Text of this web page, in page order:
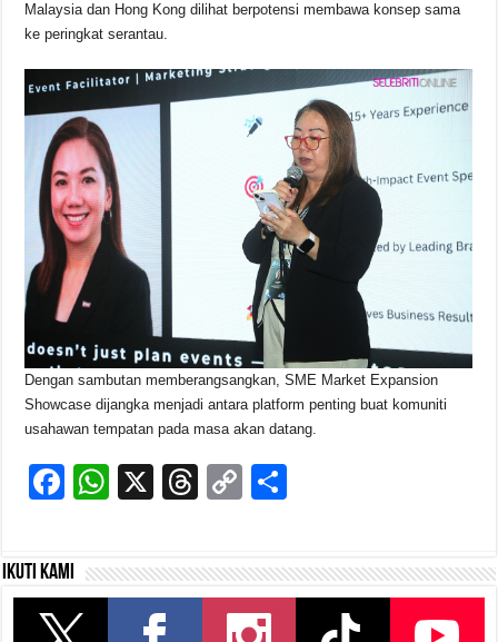
Malaysia dan Hong Kong dilihat berpotensi membawa konsep sama
ke peringkat serantau.
Dengan sambutan memberangsangkan, SME Market Expansion
Showcase dijangka menjadi antara platform penting buat komuniti
usahawan tempatan pada masa akan datang.
F
c
e
b
W
s
X
T
a
C
y
Li
e
Ikuti kami